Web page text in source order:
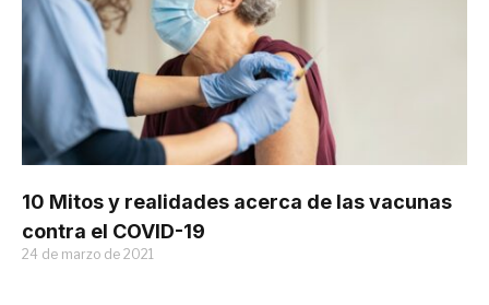
10 Mitos y realidades acerca de las vacunas
contra el COVID-19
24 de marzo de 2021